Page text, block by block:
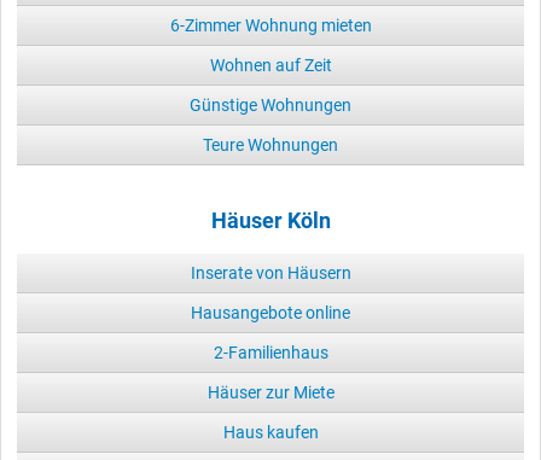
6-Zimmer Wohnung mieten
Wohnen auf Zeit
Günstige Wohnungen
Teure Wohnungen
Häuser Köln
Inserate von Häusern
Hausangebote online
2-Familienhaus
Häuser zur Miete
Haus kaufen